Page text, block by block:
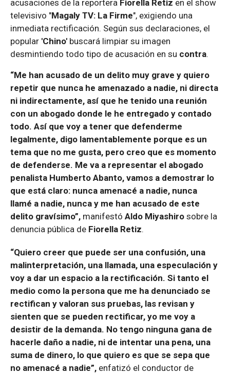
acusaciones de la reportera Fiorella Retiz en el show
televisivo "Magaly TV: La Firme", exigiendo una
inmediata rectificación. Según sus declaraciones, el
popular 'Chino' buscará limpiar su imagen
desmintiendo todo tipo de acusación en su contra.
“Me han acusado de un delito muy grave y quiero
repetir que nunca he amenazado a nadie, ni directa
ni indirectamente, así que he tenido una reunión
con un abogado donde le he entregado y contado
todo. Así que voy a tener que defenderme
legalmente, digo lamentablemente porque es un
tema que no me gusta, pero creo que es momento
de defenderse. Me va a representar el abogado
penalista Humberto Abanto, vamos a demostrar lo
que está claro: nunca amenacé a nadie, nunca
llamé a nadie, nunca y me han acusado de este
delito gravísimo”, manifestó Aldo Miyashiro sobre la
denuncia pública de Fiorella Retiz.
“Quiero creer que puede ser una confusión, una
malinterpretación, una llamada, una especulación y
voy a dar un espacio a la rectificación. Si tanto el
medio como la persona que me ha denunciado se
rectifican y valoran sus pruebas, las revisan y
sienten que se pueden rectificar, yo me voy a
desistir de la demanda. No tengo ninguna gana de
hacerle daño a nadie, ni de intentar una pena, una
suma de dinero, lo que quiero es que se sepa que
no amenacé a nadie”, enfatizó el conductor de